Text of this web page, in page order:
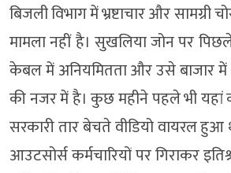
बिजली विभाग में भ्रष्टाचार और सामग्री
मामला नहीं है। सुखलिया जोन पर
केबल में अनियमितता और उसे बाजार
की नजर में है। कुछ महीने पहले भी यहां
सरकारी तार बेचते वीडियो वायरल हुआ
आउटसोर्स कर्मचारियों पर गिराकर